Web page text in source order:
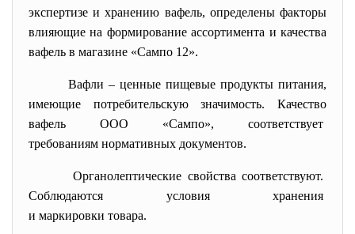
экспертизе и хранению вафель, определены факторы
влияющие на формирование ассортимента и качества
вафель в магазине «Сампо 12».
Вафли – ценные пищевые продукты питания,
имеющие потребительскуюзначимость. Качество
вафель ООО «Сампо», соответствует
требованиям нормативных документов.
Органолептические свойствасоответствуют.
Соблюдаются условия хранения
и маркировки товара.